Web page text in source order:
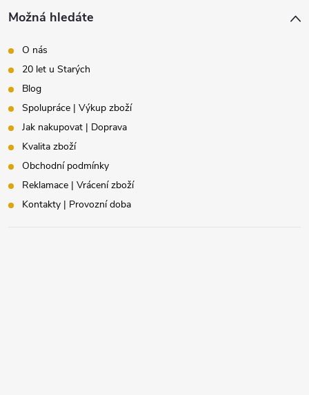
Možná hledáte
O nás
20 let u Starých
Blog
Spolupráce | Výkup zboží
Jak nakupovat | Doprava
Kvalita zboží
Obchodní podmínky
Reklamace | Vrácení zboží
Kontakty | Provozní doba